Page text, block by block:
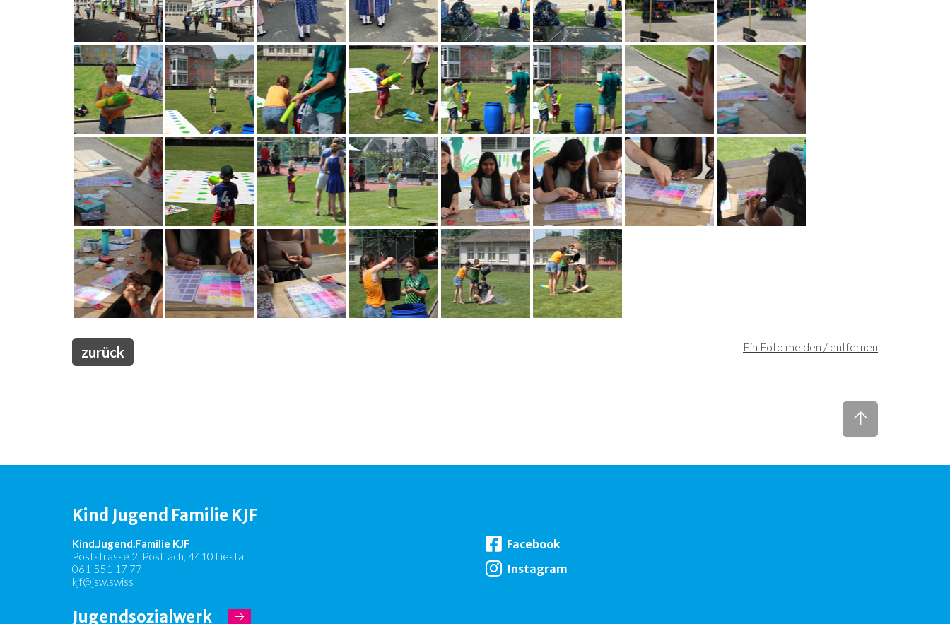
Ein Foto melden / entfernen
zurück
Kind Jugend Familie KJF
Kind.Jugend.Familie KJF
Poststrasse 2, Postfach, 4410 Liestal
061 551 17 77
kjf@jsw.swiss
Facebook
Instagram
Jugendsozialwerk